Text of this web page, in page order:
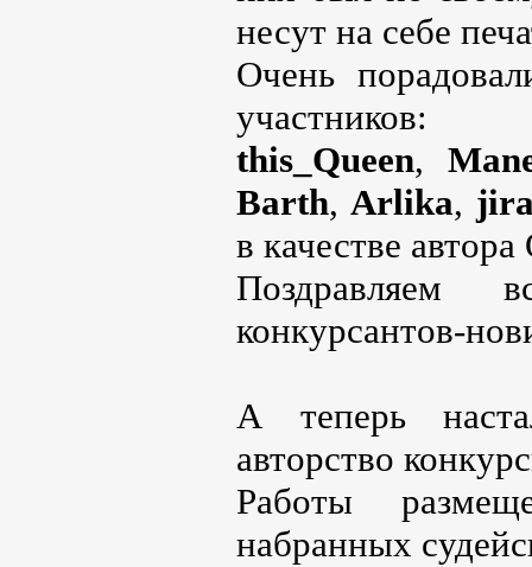
несут на себе
Очень
участников:
this_Queen,
Barth,Arlika,
в качестве автора
конкурсантов-
А теперь
авторство
Работы
набранных